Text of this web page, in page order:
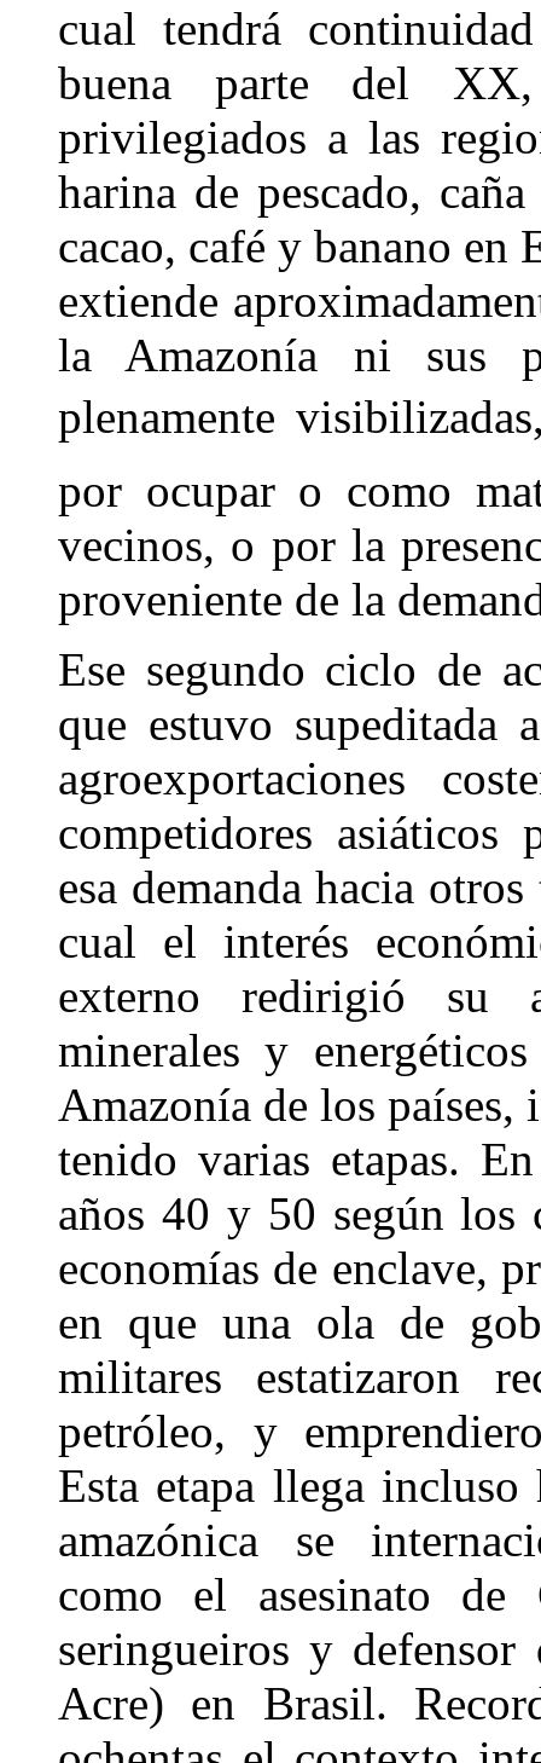
cual tendrá
buena parte del XX,
privilegiados a las
harina de pescado,
cacao, café y banano en
extiende
la Amazonía ni sus
plenamente
por ocupar o como
vecinos, o por la
proveniente de la
Ese segundo ciclo de
que estuvo supeditada
agroexportaciones
competidores asiáticos
esa demanda hacia
cual el interés
externo redirigió su
minerales y
Amazonía de los
tenido varias etapas.
años 40 y 50 según los
economías de enclave,
en que una ola de
militares estatizaron
petróleo, y
Esta etapa llega
amazónica se
como el asesinato
seringueiros y
Acre) en Brasil.